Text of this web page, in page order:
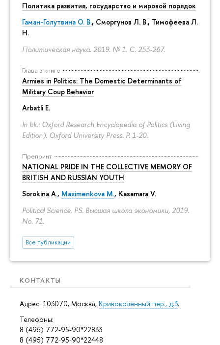
Политика развития, государство и мировой порядок
Гаман-Голутвина О. В., Сморгунов Л. В., Тимофеева Л.
Н.
Политическая наука. 2019. № 1. С. 253-267.
Глава в книге
Armies in Politics: The Domestic Determinants of
Military Coup Behavior
Arbatli E.
In bk.: Oxford Research Encyclopedia of Politics (Living
Edition). Oxford University Press. P. 1-20.
Препринт
NATIONAL PRIDE IN THE COLLECTIVE MEMORY OF
BRITISH AND RUSSIAN YOUTH
Sorokina A., Maximenkova M., Kasamara V.
Political Science. PS. Высшая школа экономики, 2019.
No. 71.
Все публикации
КОНТАКТЫ
Адрес: 103070, Москва, Кривоколенный пер., д.3.
Телефоны:
8 (495) 772-95-90*22833
8 (495) 772-95-90*22448